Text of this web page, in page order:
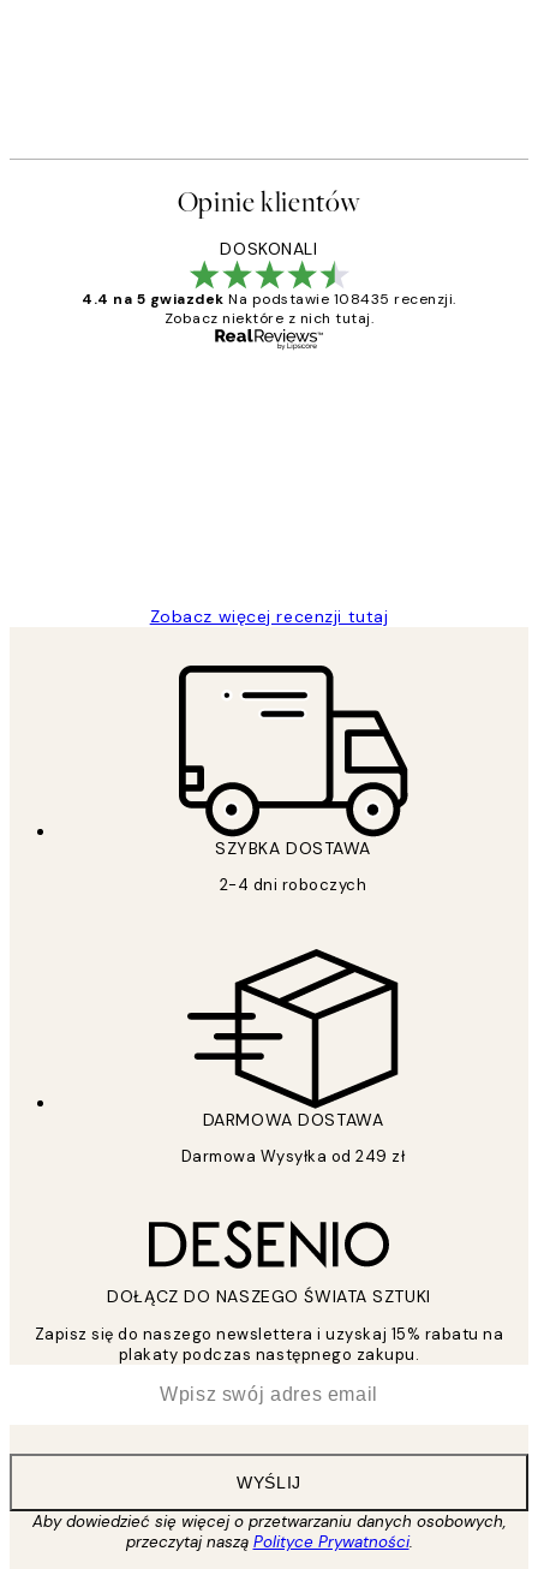
Opinie klientów
DOSKONALI
4.4 na 5 gwiazdek Na podstawie 108435 recenzji.
Zobacz niektóre z nich tutaj.
Zobacz więcej recenzji tutaj
SZYBKA DOSTAWA
2-4 dni roboczych
DARMOWA DOSTAWA
Darmowa Wysyłka od 249 zł
DOŁĄCZ DO NASZEGO ŚWIATA SZTUKI
Zapisz się do naszego newslettera i uzyskaj 15% rabatu na
plakaty podczas następnego zakupu.
WYŚLIJ
Aby dowiedzieć się więcej o przetwarzaniu danych osobowych,
przeczytaj naszą Polityce Prywatności.